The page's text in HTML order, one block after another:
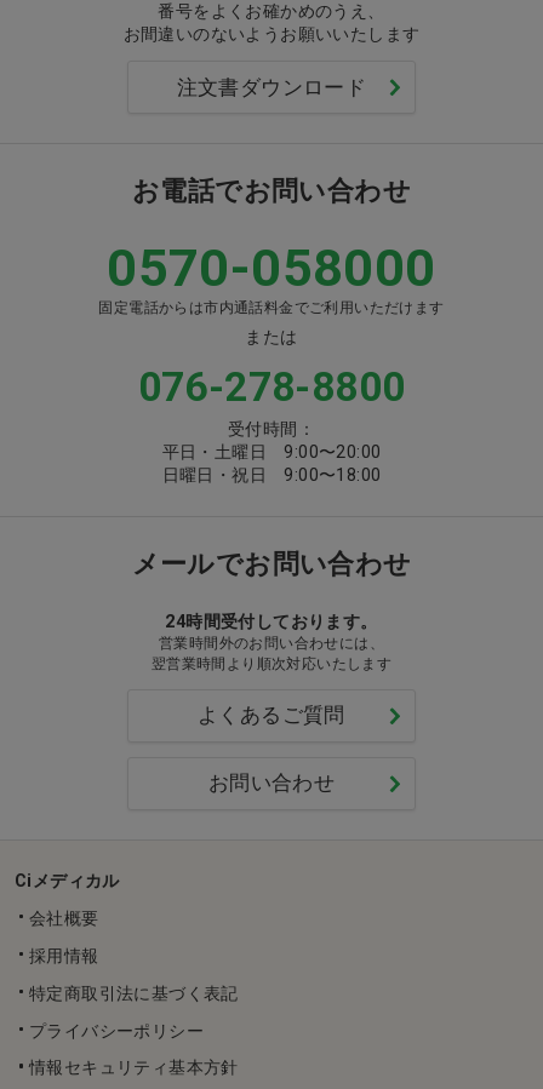
番号をよくお確かめのうえ、
お間違いのないようお願いいたします
注文書ダウンロード
お電話でお問い合わせ
0570-058000
固定電話からは市内通話料金でご利用いただけます
または
076-278-8800
受付時間：
平日・土曜日 9:00〜20:00
日曜日・祝日 9:00〜18:00
メールでお問い合わせ
24時間受付しております。
営業時間外のお問い合わせには、
翌営業時間より順次対応いたします
よくあるご質問
お問い合わせ
Ciメディカル
会社概要
採用情報
特定商取引法に基づく表記
プライバシーポリシー
情報セキュリティ基本方針